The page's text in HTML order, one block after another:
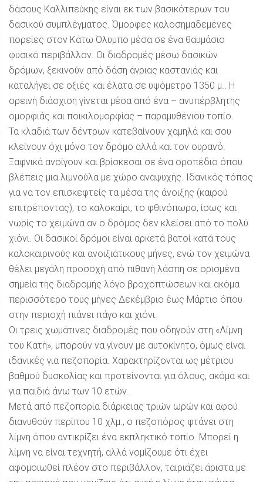
δάσους Καλλιπεύκης είναι εκ των βασικότερων του
δασικού συμπλέγματος. Όμορφες καλοσημαδεμένες
πορείες στον Κάτω Όλυμπο μέσα σε ένα θαυμάσιο
φυσικό περιβάλλον. Οι διαδρομές μέσω δασικών
δρόμων, ξεκινούν από δάση άγριας καστανιάς και
καταλήγει σε οξιές και έλατα σε υψόμετρο 1350 μ.. Η
ορεινή διάσχιση γίνεται μέσα από ένα – ανυπέρβλητης
ομορφιάς και ποικιλομορφίας – παραμυθένιου τοπίο.
Τα κλαδιά των δέντρων κατεβαίνουν χαμηλά και σου
κλείνουν όχι μόνο τον δρόμο αλλά και τον ουρανό.
Ξαφνικά ανοίγουν και βρίσκεσαι σε ένα οροπέδιο όπου
βλέπεις μια λιμνούλα με χώρο αναψυχής. Ιδανικός τόπος
για να τον επισκεφτείς τα μέσα της άνοιξης (καιρού
επιτρέποντας), το καλοκαίρι, το φθινόπωρο, ίσως και
νωρίς το χειμώνα αν ο δρόμος δεν κλείσει από το πολύ
χιόνι. Οι δασικοί δρόμοι είναι αρκετά βατοί κατά τους
καλοκαιρινούς και ανοιξιάτικους μήνες, ενώ τον χειμώνα
θέλει μεγάλη προσοχή από πιθανή λάσπη σε ορισμένα
σημεία της διαδρομής λόγο βροχοπτώσεων και ακόμα
περισσότερο τους μήνες Δεκέμβριο έως Μάρτιο όπου
στην περιοχή πιάνει πάγο και χιόνι.
Οι τρεις χωμάτινες διαδρομές που οδηγούν στη «Λίμνη
του Κατή», μπορούν να γίνουν με αυτοκίνητο, όμως είναι
ιδανικές για πεζοπορία. Χαρακτηρίζονται ως μέτριου
βαθμού δυσκολίας και προτείνονται για όλους, ακόμα και
για παιδιά άνω των 10 ετών.
Μετά από πεζοπορία διάρκειας τριών ωρών και αφού
διανυθούν περίπου 10 χλμ., ο πεζοπόρος φτάνει στη
λίμνη όπου αντικρίζει ένα εκπληκτικό τοπίο. Μπορεί η
λίμνη να είναι τεχνητή, αλλά νομίζουμε ότι έχει
αφομοιωθεί πλέον στο περιβάλλον, ταιριάζει άριστα με